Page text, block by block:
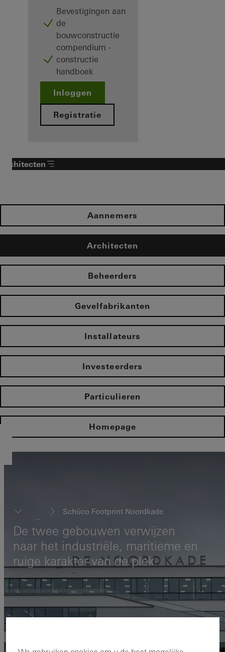
Bevestigingen aan
de
bouwconstructie
compendium -
constructie
handboek
Inloggen
Registratie
Architecten
Aannemers
Architecten
Beheerders
Gevelfabrikanten
Installateurs
Investeerders
Particulieren
Homepage
Schüco Footprint Noordkade
De twee gebouwen verwijzen
naar het industriële, maritieme en
ruige karakter van de plek.